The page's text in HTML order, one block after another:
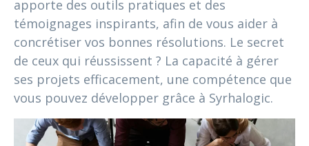
apporte des outils pratiques et des
témoignages inspirants, afin de vous aider à
concrétiser vos bonnes résolutions. Le secret
de ceux qui réussissent ? La capacité à gérer
ses projets efficacement, une compétence que
vous pouvez développer grâce à Syrhalogic.